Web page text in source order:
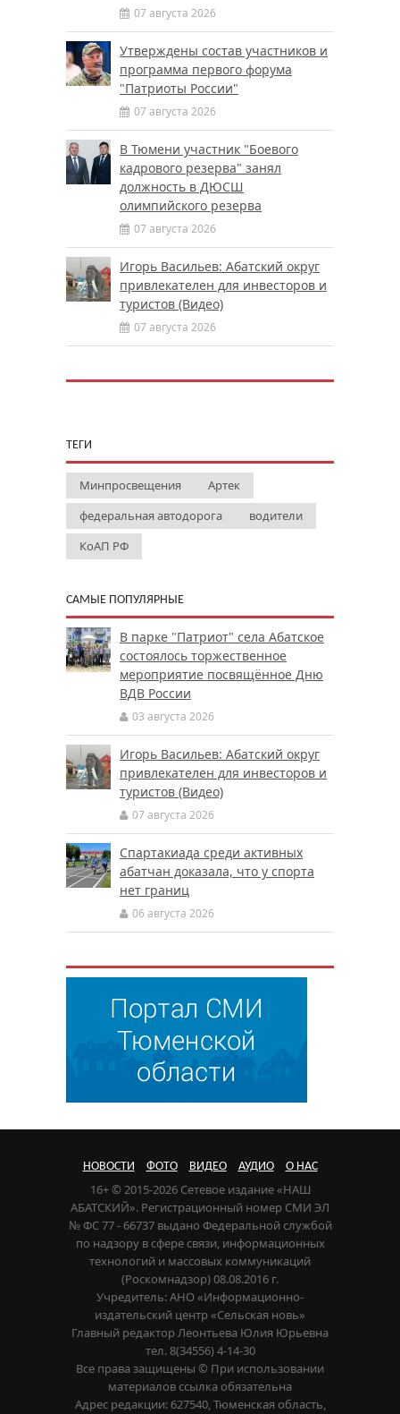
07 августа 2026
Утверждены состав участников и
программа первого форума
"Патриоты России"
07 августа 2026
В Тюмени участник "Боевого
кадрового резерва" занял
должность в ДЮСШ
олимпийского резерва
07 августа 2026
Игорь Васильев: Абатский округ
привлекателен для инвесторов и
туристов (Видео)
07 августа 2026
ТЕГИ
Минпросвещения
Артек
федеральная автодорога
водители
КоАП РФ
САМЫЕ ПОПУЛЯРНЫЕ
В парке "Патриот" села Абатское
состоялось торжественное
мероприятие посвящённое Дню
ВДВ России
03 августа 2026
Игорь Васильев: Абатский округ
привлекателен для инвесторов и
туристов (Видео)
07 августа 2026
Спартакиада среди активных
абатчан доказала, что у спорта
нет границ
06 августа 2026
НОВОСТИ ФОТО ВИДЕО АУДИО О НАС
16+ © 2015-2026 Сетевое издание «НАШ
АБАТСКИЙ». Регистрационный номер СМИ ЭЛ
№ ФС 77 - 66737 выдано Федеральной службой
по надзору в сфере связи, информационных
технологий и массовых коммуникаций
(Роскомнадзор) 08.08.2016 г.
Учредитель: АНО «Информационно-
издательский центр «Сельская новь»
Главный редактор Леонтьева Юлия Юрьевна
тел. 8(34556) 4-14-30
Все права защищены © При использовании
материалов ссылка обязательна
Адрес редакции: 627540, Тюменская область,